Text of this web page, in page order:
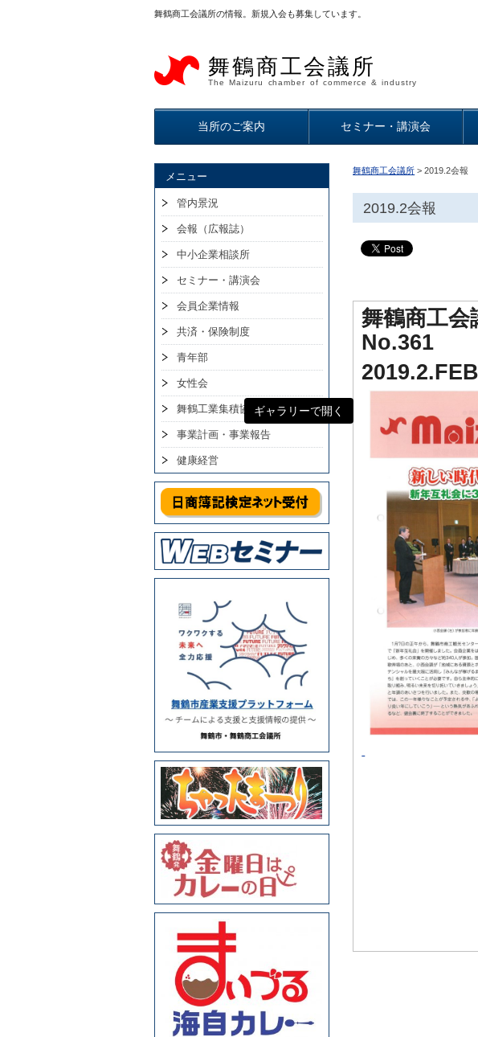
舞鶴商工会議所の情報。新規入会も募集しています。
舞鶴商工会議所
The Maizuru chamber of commerce & industry
当所のご案内 セミナー・講演会
舞鶴商工会議所 > 2019.2会報
2019.2会報
舞鶴商工会
No.361
2019.2.FEB
ギャラリーで開く
メニュー
管内景況
会報（広報誌）
中小企業相談所
セミナー・講演会
会員企業情報
共済・保険制度
青年部
女性会
舞鶴工業集積協議会
事業計画・事業報告
健康経営